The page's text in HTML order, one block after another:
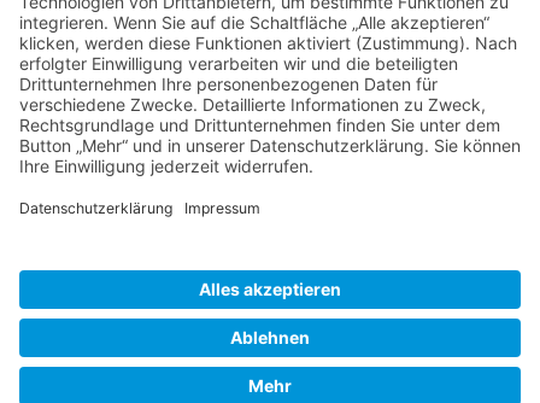
www.wachstumsregion-dresden.de
14.07.2021
Zurück
»facebook.com/kamenz.news »facebook.com/rathaus.kamenz
»facebook.com/Kamenz.Tourismus
»instagramm.com/kamenz_tourismus
»Kontakt
»Elektronische Kommunikation
»Datenschutz